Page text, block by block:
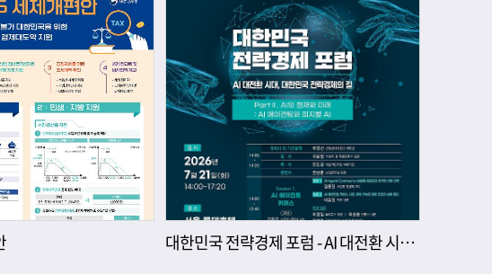
대한민국 전략경제 포럼 - AI 대전환 시대, 대한민국 전략경제의 길